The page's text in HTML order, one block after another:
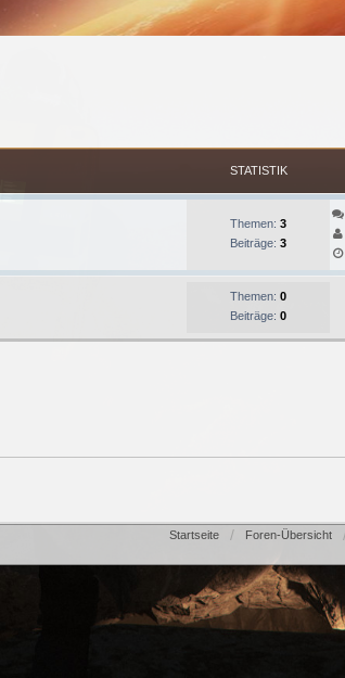
STATISTIK
Themen: 3
Beiträge: 3
Themen: 0
Beiträge: 0
Startseite Foren-Übersicht